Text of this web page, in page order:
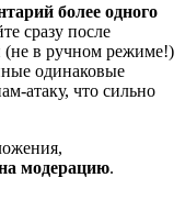
более одного
сразу после
(не в ручном режиме!)
одинаковые
атаку, что сильно
модерацию.